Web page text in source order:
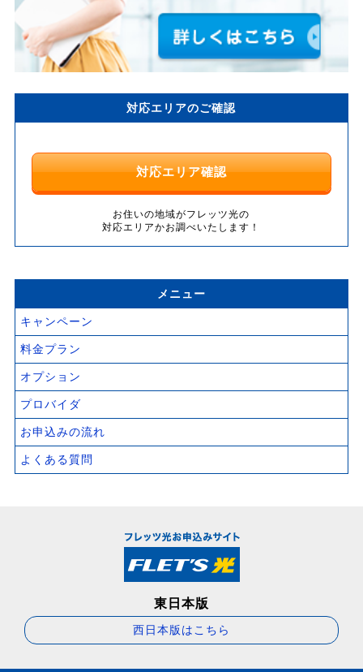
対応エリアのご確認
対応エリア確認
お住いの地域がフレッツ光の
対応エリアかお調べいたします！
メニュー
キャンペーン
料金プラン
オプション
プロバイダ
お申込みの流れ
よくある質問
東日本版
西日本版はこちら